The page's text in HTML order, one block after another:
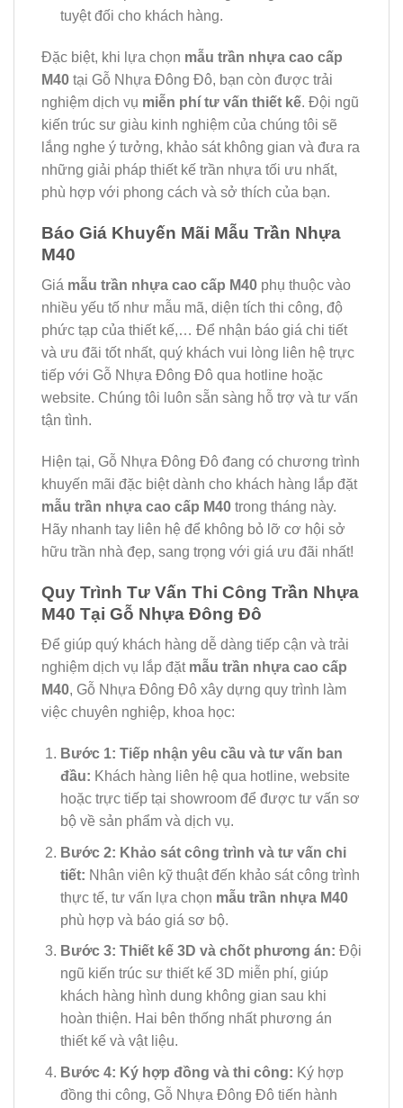
tuyệt đối cho khách hàng.
Đặc biệt, khi lựa chọn mẫu trần nhựa cao cấp
M40 tại Gỗ Nhựa Đông Đô, bạn còn được trải
nghiệm dịch vụ miễn phí tư vấn thiết kế. Đội ngũ
kiến trúc sư giàu kinh nghiệm của chúng tôi sẽ
lắng nghe ý tưởng, khảo sát không gian và đưa ra
những giải pháp thiết kế trần nhựa tối ưu nhất,
phù hợp với phong cách và sở thích của bạn.
Báo Giá Khuyến Mãi Mẫu Trần Nhựa
M40
Giá mẫu trần nhựa cao cấp M40 phụ thuộc vào
nhiều yếu tố như mẫu mã, diện tích thi công, độ
phức tạp của thiết kế,… Để nhận báo giá chi tiết
và ưu đãi tốt nhất, quý khách vui lòng liên hệ trực
tiếp với Gỗ Nhựa Đông Đô qua hotline hoặc
website. Chúng tôi luôn sẵn sàng hỗ trợ và tư vấn
tận tình.
Hiện tại, Gỗ Nhựa Đông Đô đang có chương trình
khuyến mãi đặc biệt dành cho khách hàng lắp đặt
mẫu trần nhựa cao cấp M40 trong tháng này.
Hãy nhanh tay liên hệ để không bỏ lỡ cơ hội sở
hữu trần nhà đẹp, sang trọng với giá ưu đãi nhất!
Quy Trình Tư Vấn Thi Công Trần Nhựa
M40 Tại Gỗ Nhựa Đông Đô
Để giúp quý khách hàng dễ dàng tiếp cận và trải
nghiệm dịch vụ lắp đặt mẫu trần nhựa cao cấp
M40, Gỗ Nhựa Đông Đô xây dựng quy trình làm
việc chuyên nghiệp, khoa học:
Bước 1: Tiếp nhận yêu cầu và tư vấn ban
đầu: Khách hàng liên hệ qua hotline, website
hoặc trực tiếp tại showroom để được tư vấn sơ
bộ về sản phẩm và dịch vụ.
Bước 2: Khảo sát công trình và tư vấn chi
tiết: Nhân viên kỹ thuật đến khảo sát công trình
thực tế, tư vấn lựa chọn mẫu trần nhựa M40
phù hợp và báo giá sơ bộ.
Bước 3: Thiết kế 3D và chốt phương án: Đội
ngũ kiến trúc sư thiết kế 3D miễn phí, giúp
khách hàng hình dung không gian sau khi
hoàn thiện. Hai bên thống nhất phương án
thiết kế và vật liệu.
Bước 4: Ký hợp đồng và thi công: Ký hợp
đồng thi công, Gỗ Nhựa Đông Đô tiến hành